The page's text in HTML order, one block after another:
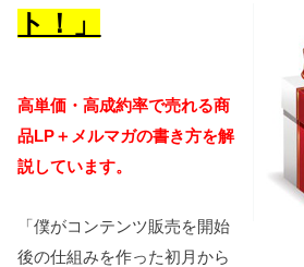
ト！」
高単価・高成約率で売れる商
品LP＋メルマガの書き方を解
説しています。
「僕がコンテンツ販売を開始
後の仕組みを作った初月から